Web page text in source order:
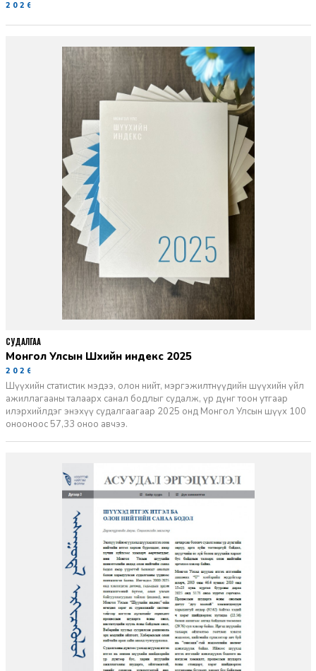
2026-06-19
Монгол Улсын Шүүхийн индекс 2025
2026-06-11
Шүүхийн статистик мэдээ, олон нийт, мэргэжилтнүүдийн шүүхийн үйл
ажиллагааны талаарх санал бодлыг судалж, үр дүнг тоон утгаар
илэрхийлдэг энэхүү судалгаагаар 2025 онд Монгол Улсын шүүх 100
онооноос 57,33 оноо авчээ.
СУДАЛГАА